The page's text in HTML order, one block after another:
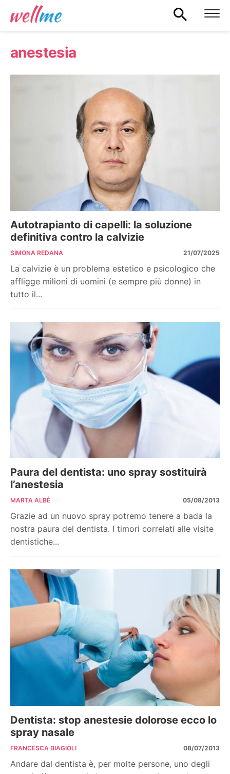
anestesia
Autotrapianto di capelli: la soluzione
definitiva contro la calvizie
SIMONA REDANA 21/07/2025
La calvizie è un problema estetico e psicologico che
affligge milioni di uomini (e sempre più donne) in
tutto il...
Paura del dentista: uno spray sostituirà
l’anestesia
MARTA ALBÈ 05/08/2013
Grazie ad un nuovo spray potremo tenere a bada la
nostra paura del dentista. I timori correlati alle visite
dentistiche...
Dentista: stop anestesie dolorose ecco lo
spray nasale
FRANCESCA BIAGIOLI 08/07/2013
Andare dal dentista è, per molte persone, uno degli